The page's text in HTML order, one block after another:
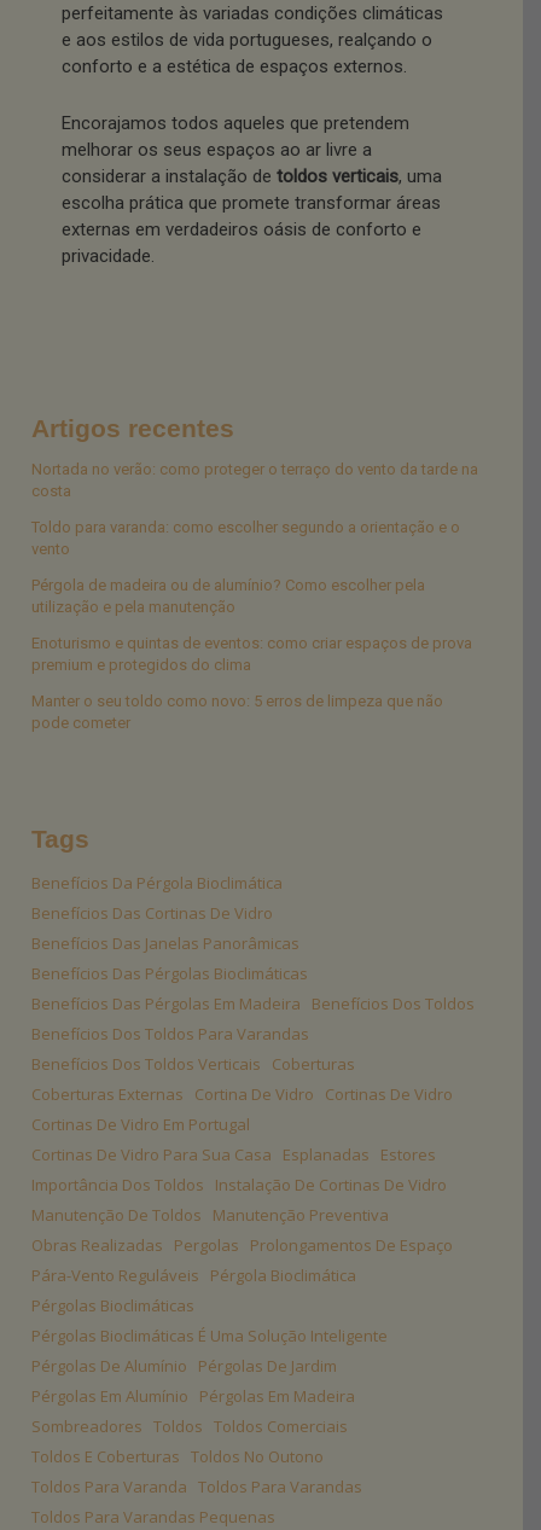
perfeitamente às variadas condições climáticas
e aos estilos de vida portugueses, realçando o
conforto e a estética de espaços externos.
Encorajamos todos aqueles que pretendem
melhorar os seus espaços ao ar livre a
considerar a instalação de toldos verticais, uma
escolha prática que promete transformar áreas
externas em verdadeiros oásis de conforto e
privacidade.
Artigos recentes
Nortada no verão: como proteger o terraço do vento da tarde na
costa
Toldo para varanda: como escolher segundo a orientação e o
vento
Pérgola de madeira ou de alumínio? Como escolher pela
utilização e pela manutenção
Enoturismo e quintas de eventos: como criar espaços de prova
premium e protegidos do clima
Manter o seu toldo como novo: 5 erros de limpeza que não
pode cometer
Tags
Benefícios Da Pérgola Bioclimática
Benefícios Das Cortinas De Vidro
Benefícios Das Janelas Panorâmicas
Benefícios Das Pérgolas Bioclimáticas
Benefícios Das Pérgolas Em Madeira
Benefícios Dos Toldos
Benefícios Dos Toldos Para Varandas
Benefícios Dos Toldos Verticais
Coberturas
Coberturas Externas
Cortina De Vidro
Cortinas De Vidro
Cortinas De Vidro Em Portugal
Cortinas De Vidro Para Sua Casa
Esplanadas
Estores
Importância Dos Toldos
Instalação De Cortinas De Vidro
Manutenção De Toldos
Manutenção Preventiva
Obras Realizadas
Pergolas
Prolongamentos De Espaço
Pára-Vento Reguláveis
Pérgola Bioclimática
Pérgolas Bioclimáticas
Pérgolas Bioclimáticas É Uma Solução Inteligente
Pérgolas De Alumínio
Pérgolas De Jardim
Pérgolas Em Alumínio
Pérgolas Em Madeira
Sombreadores Toldos Toldos Comerciais
Toldos E Coberturas Toldos No Outono
Toldos Para Varanda Toldos Para Varandas
Toldos Para Varandas Pequenas